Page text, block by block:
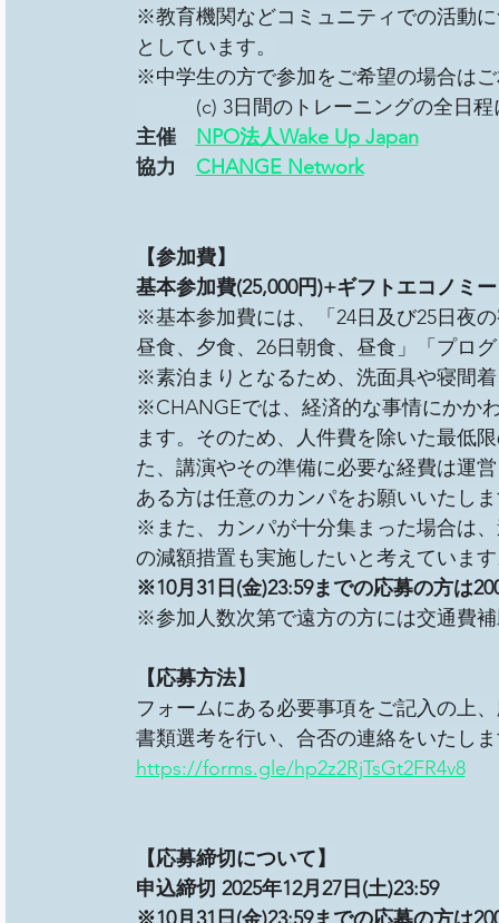
※教育機関などコミュニティでの活動
としています。
※中学生の方で参加をご希望の場合は
(c) 3日間のトレーニングの全日程
主催
NPO法人Wake Up Japan
協力 CHANGE Network
【参加費】
基本参加費(25,000円)+ギフトエコノミー
※基本参加費には、「24日及び25日夜
昼食、夕食、26日朝食、昼食」「プロ
※素泊まりとなるため、洗面具や寝間
※CHANGEでは、経済的な事情にかか
ます。そのため、人件費を除いた最低
た、講演やその準備に必要な経費は運
ある方は任意のカンパをお願いいたし
※また、カンパが十分集まった場合は
の減額措置も実施したいと考えていま
※10月31日(金)23:59までの応募の方は
※参加人数次第で遠方の方には交通費
【応募方法】
フォームにある必要事項をご記入の上
書類選考を行い、合否の連絡をいたし
https://forms.gle/hp2z2RjTsGt2FR4v8
【応募締切について】
申込締切 2025年12月27日(土)23:59